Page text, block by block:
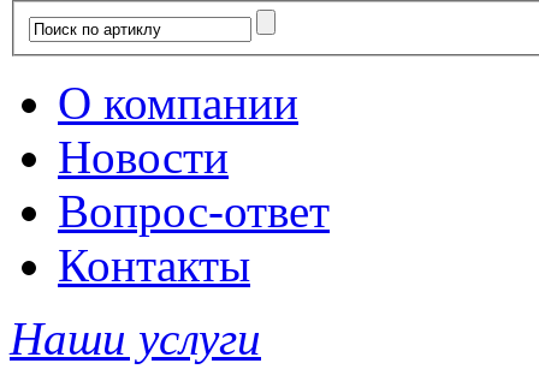
О компании
Новости
Вопрос-ответ
Контакты
Наши услуги